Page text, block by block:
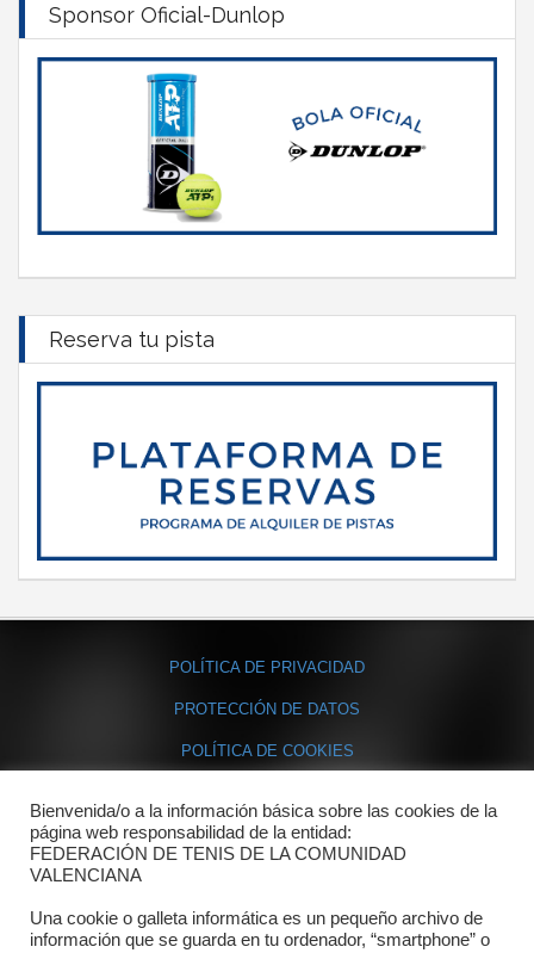
Sponsor Oficial-Dunlop
Reserva tu pista
POLÍTICA DE PRIVACIDAD
PROTECCIÓN DE DATOS
POLÍTICA DE COOKIES
Contacto
Dónde estamos
Directorio departamentos
Bienvenida/o a la información básica sobre las cookies de la
página web responsabilidad de la entidad:
FEDERACIÓN DE TENIS DE LA COMUNIDAD
VALENCIANA
Una cookie o galleta informática es un pequeño archivo de
información que se guarda en tu ordenador, “smartphone” o